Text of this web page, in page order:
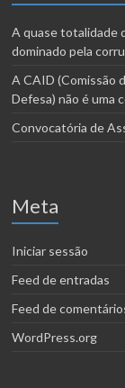
A quase totalidade
dominado pela
A CAID (Comissão
Defesa) não é uma
Convocatória de
Meta
Iniciar sessão
Feed de entradas
Feed de
WordPress.org